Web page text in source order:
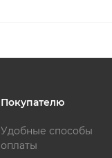
Покупателю
Удобные способы
оплаты